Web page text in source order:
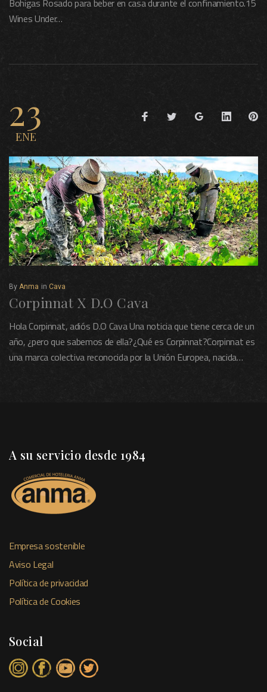
Bohigas Rosado para beber en casa durante el confinamiento.15
Wines Under…
23
ENE
By Anma in Cava
Corpinnat X D.O Cava
Hola Corpinnat, adiós D.O Cava Una noticia que tiene cerca de un
año, ¿pero que sabemos de ella?¿Qué es Corpinnat?Corpinnat es
una marca colectiva reconocida por la Unión Europea, nacida…
A su servicio desde 1984
Empresa sostenible
Aviso Legal
Política de privacidad
Política de Cookies
Social